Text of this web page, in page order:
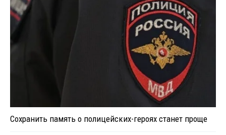
Сохранить память о полицейских-героях станет проще